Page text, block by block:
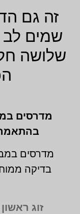
זה גם
שמים לב
שלושה
מדרסים
בהתאמה
מדרסים
בדיקה
זוג